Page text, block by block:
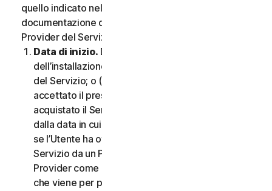
quello indicato nella Documentazione o nella
documentazione di transazione applicabile dal
Provider del Servizio.
Data di inizio. Dovrà partire (a) dalla data
dell’installazione iniziale del Software o dell’utilizzo
del Servizio; o (b) dalla data in cui l’Utente ha
accettato il presente CLS; o (c) se l’Utente ha
acquistato il Servizio dal nostro negozio online,
dalla data in cui è stato completato l’acquisto; o (d)
se l’Utente ha ottenuto il diritto di utilizzare il
Servizio da un Provider, dalla data stabilita da tale
Provider come applicabile, qualunque sia la data
che viene per prima.